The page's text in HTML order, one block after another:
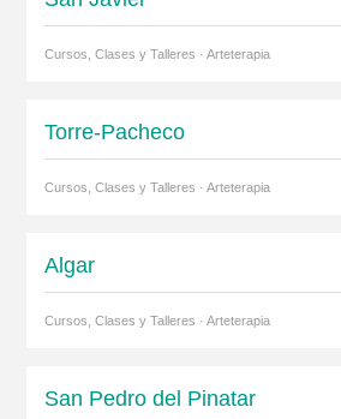
Cursos, Clases y Talleres · Arteterapia
Torre-Pacheco
Cursos, Clases y Talleres · Arteterapia
Algar
Cursos, Clases y Talleres · Arteterapia
San Pedro del Pinatar